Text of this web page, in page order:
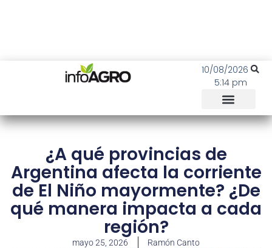
10/08/2026
5:14 pm
¿A qué provincias de
Argentina afecta la corriente
de El Niño mayormente? ¿De
qué manera impacta a cada
región?
mayo 25, 2026 Ramón Canto